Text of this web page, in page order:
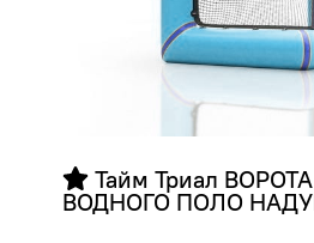
Тайм Триал
ВОДНОГО ПОЛО